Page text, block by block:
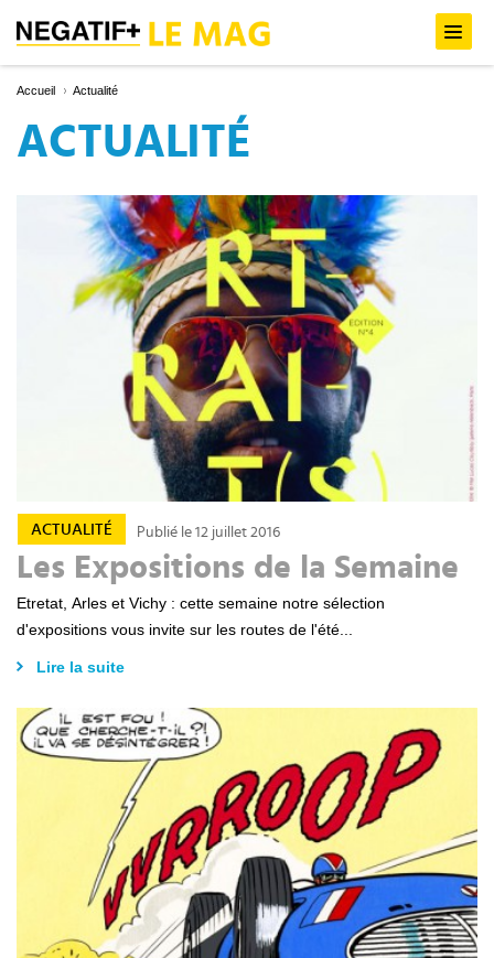
Accueil Actualité
ACTUALITÉ
ACTUALITÉ Publié le 12 juillet 2016
Les Expositions de la Semaine
Etretat, Arles et Vichy : cette semaine notre sélection
Lire la suite